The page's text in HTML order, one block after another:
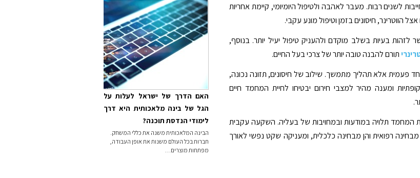
לשנים רבות. מעבר לאהבה ולטיפול היומיומי, קיימת אחריות
הווטרינר, חיסונים בזמן וטיפול מונע עקבי.
בעיות בשלב מוקדם ולהעניק טיפול יעיל יותר. בנוסף,
תורם להבנה טובה יותר של צרכי בעל החיים.
פעמית אלא תהליך מתמשך. שילוב של חיסונים, תזונה נכונה,
ומענה מהיר למצבי חירום יבטיחו לחיית המחמד חיים
המחמד תלויה במודעות ובמחויבות של בעליה. השקעה עקבית
רפואית והן מבחינה כלכלית, ומעניקה שקט נפשי לאורך
האם הדרך של ישראל לעלות על
הגל של בינה מלאכותית היא דרך
לימודי הנדסת תוכנה?
הבינה המלאכותית משנה את כללי המשחק.
חברות בכל העולם משנות את אופן העבודה,
מפתחות מוצרים…